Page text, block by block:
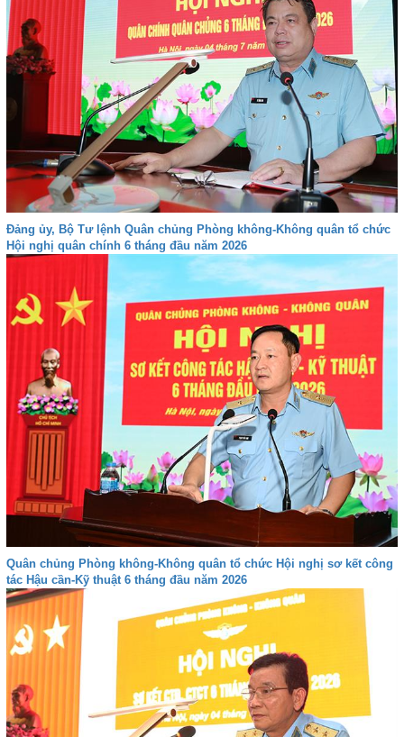
Đảng ủy, Bộ Tư lệnh Quân chủng Phòng không-Không quân tổ chức
Hội nghị quân chính 6 tháng đầu năm 2026
Quân chủng Phòng không-Không quân tổ chức Hội nghị sơ kết công
tác Hậu cần-Kỹ thuật 6 tháng đầu năm 2026